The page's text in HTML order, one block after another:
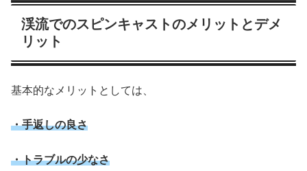
渓流でのスピンキャストのメリットとデメ
リット
基本的なメリットとしては、
・手返しの良さ
・トラブルの少なさ